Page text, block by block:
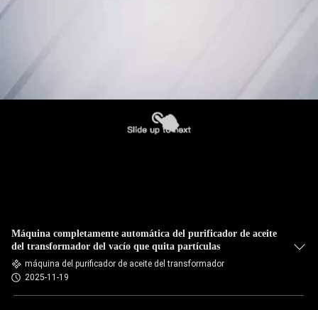
Máquina completamente automática del purificador de aceite
del transformador del vacío que quita partículas
máquina del purificador de aceite del transformador
2025-11-19